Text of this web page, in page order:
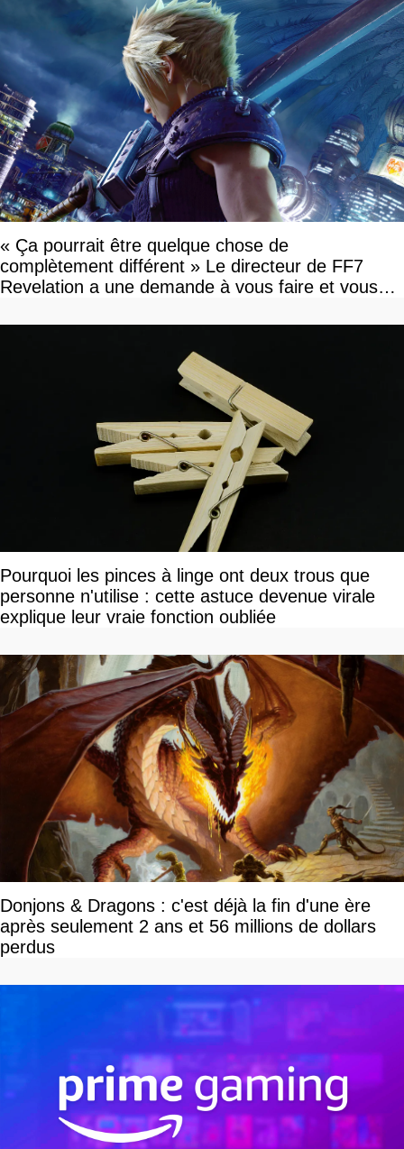
« Ça pourrait être quelque chose de
complètement différent » Le directeur de FF7
Revelation a une demande à vous faire et vous
Pourquoi les pinces à linge ont deux trous que
personne n'utilise : cette astuce devenue virale
explique leur vraie fonction oubliée
Donjons & Dragons : c'est déjà la fin d'une ère
après seulement 2 ans et 56 millions de dollars
perdus